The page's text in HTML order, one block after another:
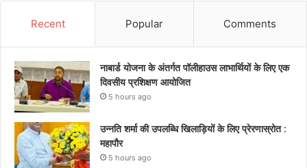
Recent Popular Comments
नाबार्ड योजना के अंतर्गत पॉलीहाउस लाभार्थियों के लिए एक
दिवसीय प्रशिक्षण आयोजित
5 hours ago
उन्नति शर्मा की उपलब्धि खिलाड़ियों के लिए प्रेरणास्रोत :
महापौर
5 hours ago